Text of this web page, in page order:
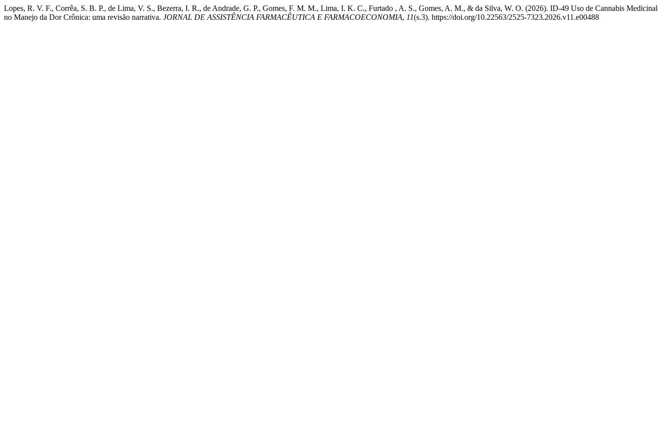
Lopes, R. V. F., Corrêa, S. B. P., de Lima, V. S., Bezerra, I. R., de Andrade, G. P., Gomes, F. M. M., Lima, I. K. C., Furtado , A. S., Gomes, A. M., & da Silva, W. O. (2026). ID-49 Uso de Cannabis Medicinal
no Manejo da Dor Crônica: uma revisão narrativa. JORNAL DE ASSISTÊNCIA FARMACÊUTICA E FARMACOECONOMIA, 11(s.3). https://doi.org/10.22563/2525-7323.2026.v11.e00488